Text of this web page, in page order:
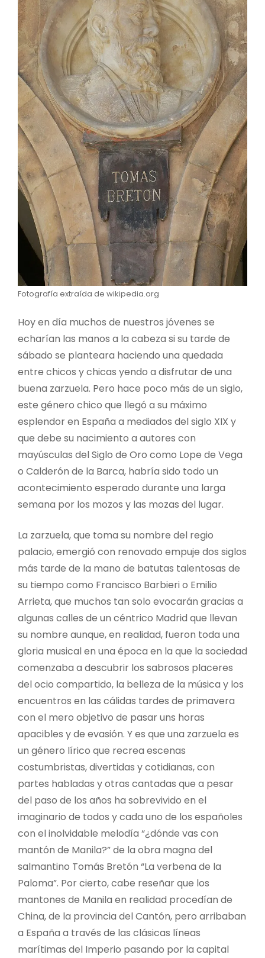
Fotografía extraída de wikipedia.org
Hoy en día muchos de nuestros jóvenes se
echarían las manos a la cabeza si su tarde de
sábado se planteara haciendo una quedada
entre chicos y chicas yendo a disfrutar de una
buena zarzuela. Pero hace poco más de un siglo,
este género chico que llegó a su máximo
esplendor en España a mediados del siglo XIX y
que debe su nacimiento a autores con
mayúsculas del Siglo de Oro como Lope de Vega
o Calderón de la Barca, habría sido todo un
acontecimiento esperado durante una larga
semana por los mozos y las mozas del lugar.
La zarzuela, que toma su nombre del regio
palacio, emergió con renovado empuje dos siglos
más tarde de la mano de batutas talentosas de
su tiempo como Francisco Barbieri o Emilio
Arrieta, que muchos tan solo evocarán gracias a
algunas calles de un céntrico Madrid que llevan
su nombre aunque, en realidad, fueron toda una
gloria musical en una época en la que la sociedad
comenzaba a descubrir los sabrosos placeres
del ocio compartido, la belleza de la música y los
encuentros en las cálidas tardes de primavera
con el mero objetivo de pasar uns horas
apacibles y de evasión. Y es que una zarzuela es
un género lírico que recrea escenas
costumbristas, divertidas y cotidianas, con
partes habladas y otras cantadas que a pesar
del paso de los años ha sobrevivido en el
imaginario de todos y cada uno de los españoles
con el inolvidable melodía “¿dónde vas con
mantón de Manila?” de la obra magna del
salmantino Tomás Bretón “La verbena de la
Paloma”. Por cierto, cabe reseñar que los
mantones de Manila en realidad procedían de
China, de la provincia del Cantón, pero arribaban
a España a través de las clásicas líneas
marítimas del Imperio pasando por la capital